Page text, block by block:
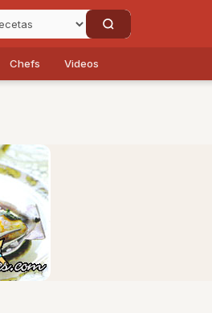
Chefs Videos